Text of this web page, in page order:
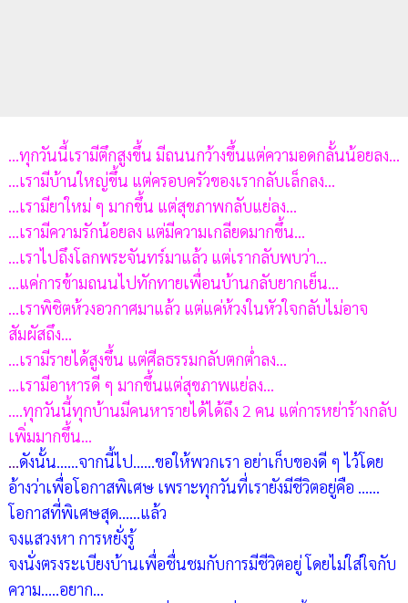
...ทุกวันนี้เรามีตึกสูงขึ้น มีถนนกว้างขึ้นแต่ความอดกลั้นน้อยลง...
...เรามีบ้านใหญ่ขึ้น แต่ครอบครัวของเรากลับเล็กลง...
...เรามียาใหม่ ๆ มากขึ้น แต่สุขภาพกลับแย่ลง...
...เรามีความรักน้อยลง แต่มีความเกลียดมากขึ้น...
...เราไปถึงโลกพระจันทร์มาแล้ว แต่เรากลับพบว่า...
...แค่การข้ามถนนไปทักทายเพื่อนบ้านกลับยากเย็น...
...เราพิชิตห้วงอวกาศมาแล้ว แต่แค่ห้วงในหัวใจกลับไม่อาจ
สัมผัสถึง...
...เรามีรายได้สูงขึ้น แต่ศีลธรรมกลับตกต่ำลง...
...เรามีอาหารดี ๆ มากขึ้นแต่สุขภาพแย่ลง...
....ทุกวันนี้ทุกบ้านมีคนหารายได้ได้ถึง 2 คน แต่การหย่าร้างกลับ
เพิ่มมากขึ้น...
...ดังนั้น……จากนี้ไป……ขอให้พวกเรา อย่าเก็บของดี ๆ ไว้โดย
อ้างว่าเพื่อโอกาสพิเศษ เพราะทุกวันที่เรายังมีชีวิตอยู่คือ ……
โอกาสที่พิเศษสุด……แล้ว
จงแสวงหา การหยั่งรู้
จงนั่งตรงระเบียงบ้านเพื่อชื่นชมกับการมีชีวิตอยู่ โดยไม่ใส่ใจกับ
ความ…..อยาก…